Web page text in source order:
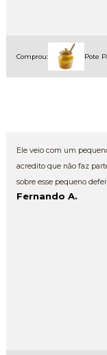
Comprou: Pote
Ele veio com um
acredito que não faz
sobre esse pequeno
Fernando A.